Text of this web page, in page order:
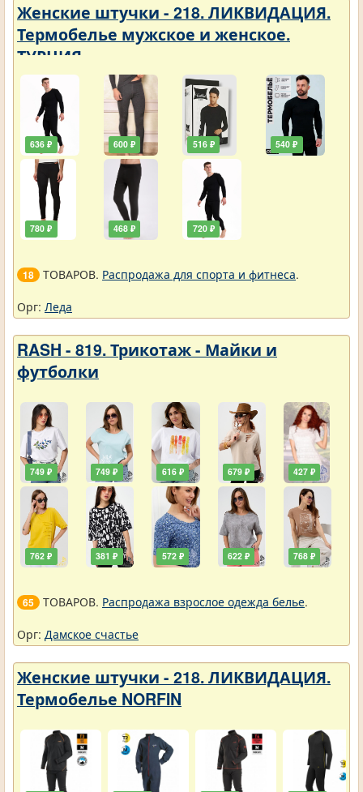
Женские штучки - 218. ЛИКВИДАЦИЯ.
Термобелье мужское и женское.
ТУРЦИЯ
636 ₽
780 ₽
600 ₽
468 ₽
516 ₽
720 ₽
540 ₽
18 ТОВАРОВ. Распродажа для спорта и фитнеса.
Орг: Леда
RASH - 819. Трикотаж - Майки и
футболки
749 ₽
762 ₽
749 ₽
381 ₽
616 ₽
572 ₽
679 ₽
622 ₽
427 ₽
768 ₽
65 ТОВАРОВ. Распродажа взрослое одежда белье.
Орг: Дамское счастье
Женские штучки - 218. ЛИКВИДАЦИЯ.
Термобелье NORFIN